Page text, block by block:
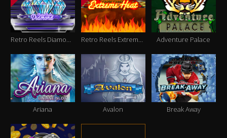
Retro Reels Diamond Glitz Retro Reels Extreme Heat Adventure Palace
Ariana Avalon Break Away